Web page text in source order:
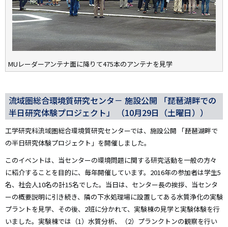
MUレーダーアンテナ面に降りて475本のアンテナを見学
流域圏総合環境質研究センタ－ 施設公開 「琵琶湖畔での
半日研究体験プロジェクト」 （10月29日（土曜日））
工学研究科流域圏総合環境質研究センターでは、施設公開 「琵琶湖畔で
の半日研究体験プロジェクト」を開催しました。
このイベントは、当センターの環境問題に関する研究活動を一般の方々
に紹介することを目的に、毎年開催しています。2016年の参加者は学生5
名、社会人10名の計15名でした。当日は、センター長の挨拶、当センタ
ーの概要説明に引き続き、隣の下水処理場に設置してある水質浄化の実験
プラントを見学、その後、2班に分かれて、実験棟の見学と実験体験を行
いました。実験棟では（1）水質分析、（2）プランクトンの観察を行い